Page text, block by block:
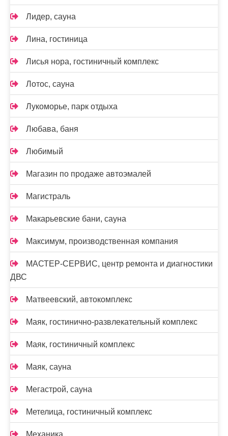
Лидер, сауна
Лина, гостиница
Лисья нора, гостиничный комплекс
Лотос, сауна
Лукоморье, парк отдыха
Любава, баня
Любимый
Магазин по продаже автоэмалей
Магистраль
Макарьевские бани, сауна
Максимум, производственная компания
МАСТЕР-СЕРВИС, центр ремонта и диагностики
ДВС
Матвеевский, автокомплекс
Маяк, гостинично-развлекательный комплекс
Маяк, гостиничный комплекс
Маяк, сауна
Мегастрой, сауна
Метелица, гостиничный комплекс
Механика